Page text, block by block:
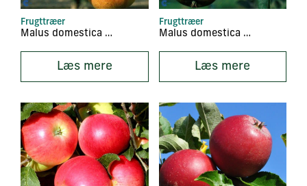
Frugttræer
Malus domestica ‘Belle de Boskoop’
Læs mere
Frugttræer
Malus domestica ‘Cox Orange’
Læs mere